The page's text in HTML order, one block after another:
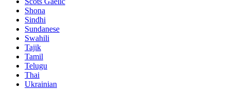
Shona
Sindhi
Sundanese
Swahili
Tajik
Tamil
Telugu
Thai
Ukrainian